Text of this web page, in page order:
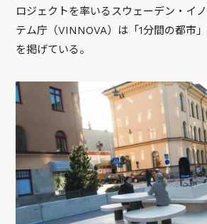
ロジェクトを率いるスウェーデン・イ
テム庁（VINNOVA）は「1分間の都市
を掲げている。